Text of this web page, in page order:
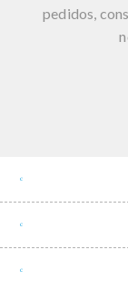
pedidos,